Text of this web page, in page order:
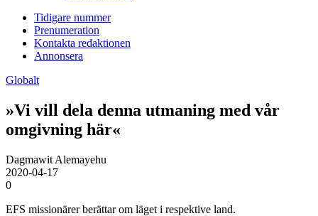
Tidigare nummer
Prenumeration
Kontakta redaktionen
Annonsera
Globalt
»Vi vill dela denna utmaning med vår
omgivning här«
Dagmawit Alemayehu
2020-04-17
0
EFS missionärer berättar om läget i respektive land.